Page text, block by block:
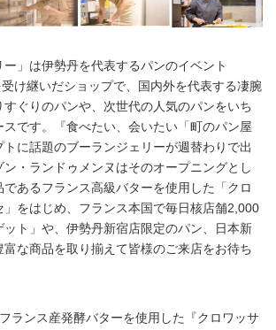
ー」は伊勢丹を代表するパンのイベント
受け継いだショップで、国内外を代表する凄腕
ぐりのパンや、次世代の人気のパンをいち
です。『食べたい、会いたい「町のパン屋
に話題のブーランジェリーが週替わりで出
ン・ランドゥメンヌはそのオープニングとし
あるフランス高級バターを使用した「クロ
」をはじめ、フランス本国で毎日核店舗2,000
ト」や、伊勢丹新宿店限定のパン、日本新
な商品を取り揃えて皆様のご来店をお待ち
ランス産発酵バターを使用した『クロワッサ